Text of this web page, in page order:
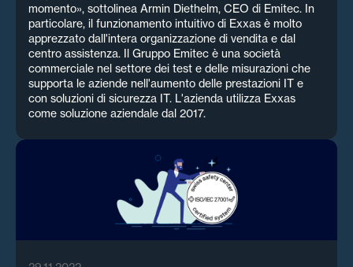
momento», sottolinea Armin Diethelm, CEO di Emitec. In
particolare, il funzionamento intuitivo di Exxas è molto
apprezzato dall'intera organizzazione di vendita e dal
centro assistenza. Il Gruppo Emitec è una società
commerciale nel settore dei test e delle misurazioni che
supporta le aziende nell'aumento delle prestazioni IT e
con soluzioni di sicurezza IT. L'azienda utilizza Exxas
come soluzione aziendale dal 2017.